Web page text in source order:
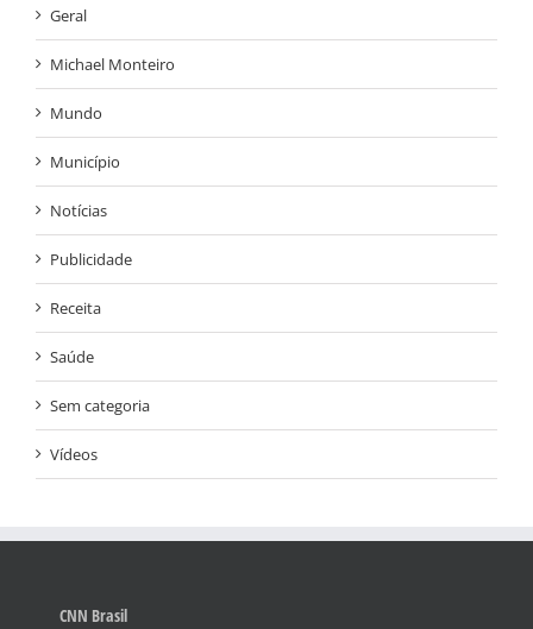
Geral
Michael Monteiro
Mundo
Município
Notícias
Publicidade
Receita
Saúde
Sem categoria
Vídeos
CNN Brasil